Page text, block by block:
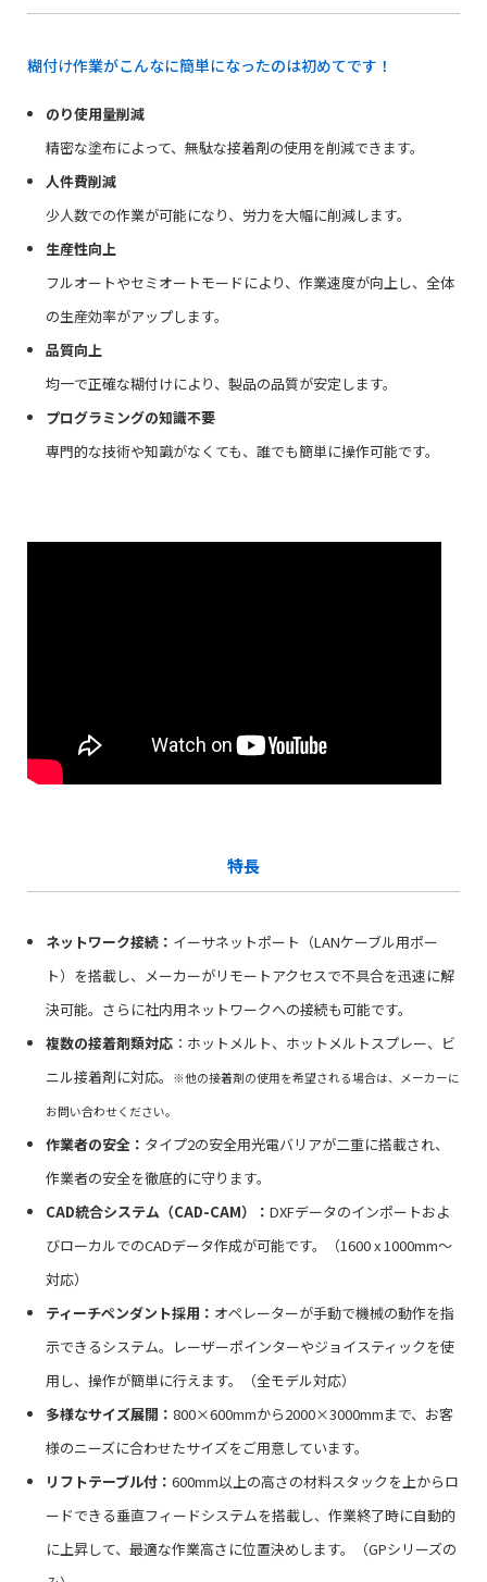
糊付け作業がこんなに簡単になったのは初めてです！
のり使用量削減
精密な塗布によって、無駄な接着剤の使用を削減できます。
人件費削減
少人数での作業が可能になり、労力を大幅に削減します。
生産性向上
フルオートやセミオートモードにより、作業速度が向上し、全体
の生産効率がアップします。
品質向上
均一で正確な糊付けにより、製品の品質が安定します。
プログラミングの知識不要
専門的な技術や知識がなくても、誰でも簡単に操作可能です。
特長
ネットワーク接続： イーサネットポート（LANケーブル用ポー
ト）を搭載し、メーカーがリモートアクセスで不具合を迅速に解
決可能。さらに社内用ネットワークへの接続も可能です。
複数の接着剤類対応：ホットメルト、ホットメルトスプレー、ビ
ニル接着剤に対応。
※他の接着剤の使用を希望される場合は、メーカーに
お問い合わせください。
作業者の安全： タイプ2の安全用光電バリアが二重に搭載され、
作業者の安全を徹底的に守ります。
CAD統合システム（CAD-CAM）： DXFデータのインポートおよ
びローカルでのCADデータ作成が可能です。（1600 x 1000mm～
対応）
ティーチペンダント採用： オペレーターが手動で機械の動作を指
示できるシステム。レーザーポインターやジョイスティックを使
用し、操作が簡単に行えます。（全モデル対応）
多様なサイズ展開： 800×600mmから2000×3000mmまで、お客
様のニーズに合わせたサイズをご用意しています。
リフトテーブル付： 600mm以上の高さの材料スタックを上からロ
ードできる垂直フィードシステムを搭載し、作業終了時に自動的
に上昇して、最適な作業高さに位置決めします。（GPシリーズの